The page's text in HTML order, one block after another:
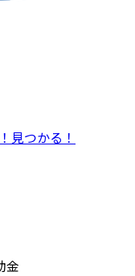
見つかる！
金